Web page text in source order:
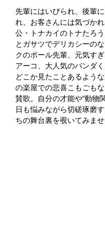
先輩にはいびられ、後輩
れ、お客さんには気づか
公・トナカイのトナたろ
とガサツでデリカシーの
クのポール先輩、元気す
アーコ、大人気のパンダく
どこか見たことあるよう
の楽屋での悲喜こもごも
賛歌。自分の才能や“動物
日も悩みながら切磋琢磨
ちの舞台裏を覗いてみませ